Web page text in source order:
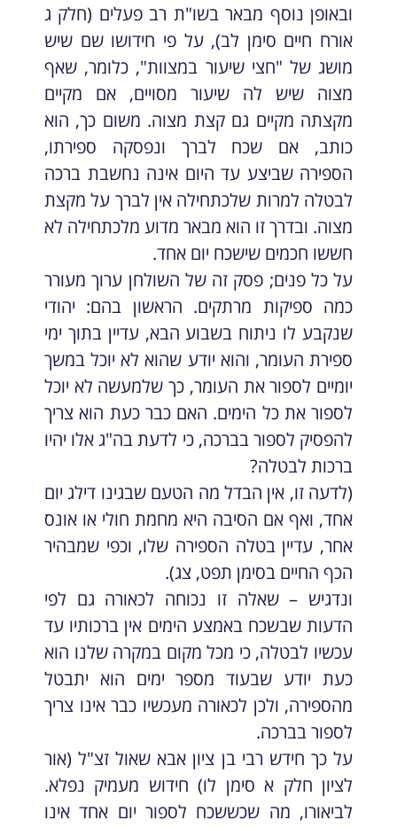
ובאופן נוסף מבאר בשו"ת רב פעלים (חלק ג
אורח חיים סימן לב), על פי חידושו שם שיש
מושג של "חצי שיעור במצוות", כלומר, שאף
מצוה שיש לה שיעור מסויים, אם מקיים
מקצתה מקיים גם קצת מצוה. משום כך, הוא
כותב, אם שכח לברך ונפסקה ספירתו,
הספירה שביצע עד היום אינה נחשבת ברכה
לבטלה למרות שלכתחילה אין לברך על מקצת
מצוה. ובדרך זו הוא מבאר מדוע מלכתחילה לא
חששו חכמים שישכח יום אחד.
על כל פנים; פסק זה של השולחן ערוך מעורר
כמה ספיקות מרתקים. הראשון בהם: יהודי
שנקבע לו ניתוח בשבוע הבא, עדיין בתוך ימי
ספירת העומר, והוא יודע שהוא לא יוכל במשך
יומיים לספור את העומר, כך שלמעשה לא יוכל
לספור את כל הימים. האם כבר כעת הוא צריך
להפסיק לספור בברכה, כי לדעת בה"ג אלו יהיו
ברכות לבטלה?
(לדעה זו, אין הבדל מה הטעם שבגינו דילג יום
אחד, ואף אם הסיבה היא מחמת חולי או אונס
אחר, עדיין בטלה הספירה שלו, וכפי שמבהיר
הכף החיים בסימן תפט, צג).
ונדגיש – שאלה זו נכוחה לכאורה גם לפי
הדעות שבשכח באמצע הימים אין ברכותיו עד
עכשיו לבטלה, כי מכל מקום במקרה שלנו הוא
כעת יודע שבעוד מספר ימים הוא יתבטל
מהספירה, ולכן לכאורה מעכשיו כבר אינו צריך
לספור בברכה.
על כך חידש רבי בן ציון אבא שאול זצ"ל (אור
לציון חלק א סימן לו) חידוש מעמיק נפלא.
לביאורו, מה שכששכח לספור יום אחד אינו